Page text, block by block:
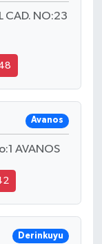
CAD. NO:23
Avanos
AVANOS
Derinkuyu